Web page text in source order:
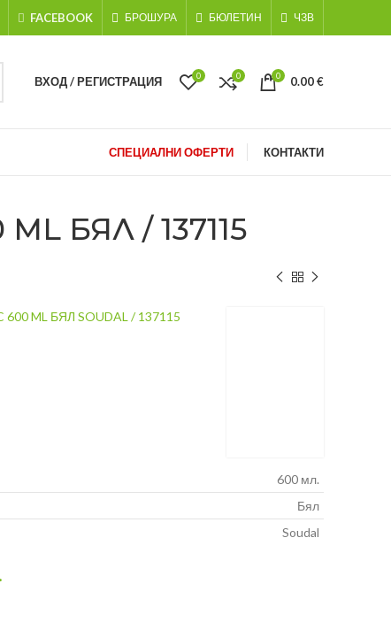
FACEBOOK БРОШУРА БЮЛЕТИН ЧЗВ
ВХОД / РЕГИСТРАЦИЯ 0 0 0 0.00€
СПЕЦИАЛНИ ОФЕРТИ КОНТАКТИ
БЯЛ / 137115
ML БЯЛ SOUDAL / 137115
600 мл.
Бял
Soudal